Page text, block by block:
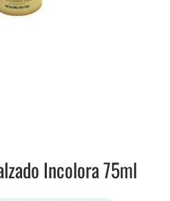
Incolora 75ml